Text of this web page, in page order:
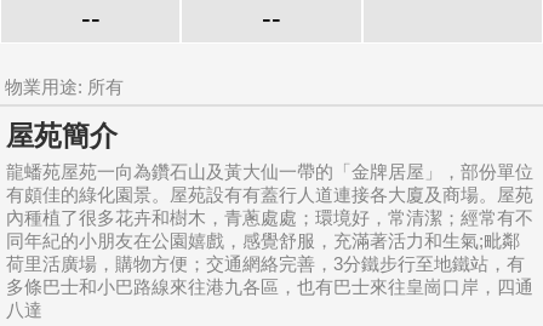
-- --
物業用途: 所有
屋苑簡介
龍蟠苑屋苑一向為鑽石山及黃大仙一帶的「金牌居屋」，部份單位
有頗佳的綠化園景。屋苑設有有蓋行人道連接各大廈及商場。屋苑
內種植了很多花卉和樹木，青蔥處處；環境好，常清潔；經常有不
同年紀的小朋友在公園嬉戲，感覺舒服，充滿著活力和生氣;毗鄰
荷里活廣場，購物方便；交通網絡完善，3分鐵步行至地鐵站，有
多條巴士和小巴路線來往港九各區，也有巴士來往皇崗口岸，四通
八達